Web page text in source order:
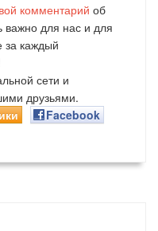
комментарий об
важно для нас и для
за каждый
сети и
друзьями.
Facebook